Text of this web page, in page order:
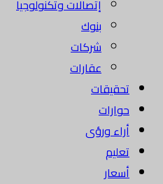
إتصالات وتكنولوجيا
بنوك
شركات
عقارات
تحقيقات
حوارات
أراء ورؤى
تعليم
أسعار